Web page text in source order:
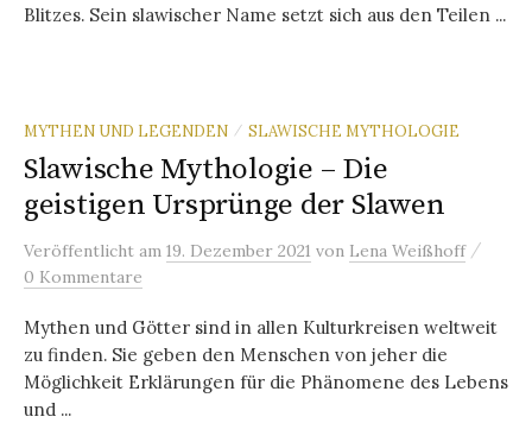
Blitzes. Sein slawischer Name setzt sich aus den Teilen ...
MYTHEN UND LEGENDEN / SLAWISCHE MYTHOLOGIE
Slawische Mythologie – Die
geistigen Ursprünge der Slawen
Veröffentlicht am 19. Dezember 2021 von Lena Weißhoff /
0 Kommentare
Mythen und Götter sind in allen Kulturkreisen weltweit
zu finden. Sie geben den Menschen von jeher die
Möglichkeit Erklärungen für die Phänomene des Lebens
und ...